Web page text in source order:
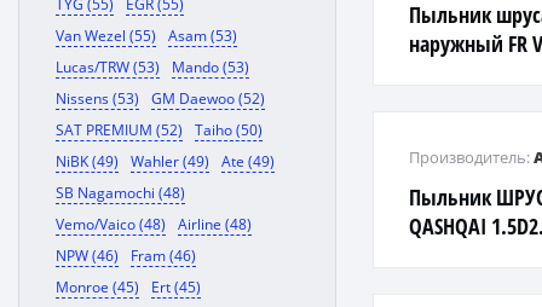
TYG (55)
EGR (55)
Van Wezel (55)
Asam (53)
Lucas/TRW (53)
Mando (53)
Nissens (53)
GM Daewoo (52)
SAT PREMIUM (52)
Taiho (50)
NiBK (49)
Wahler (49)
Ate (49)
SB Nagamochi (48)
Vemo/Vaico (48)
Airline (48)
NPW (46)
Fram (46)
Monroe (45)
Ert (45)
Пыльник
наружный FR
Пыльник
QASHQAI
Производитель: